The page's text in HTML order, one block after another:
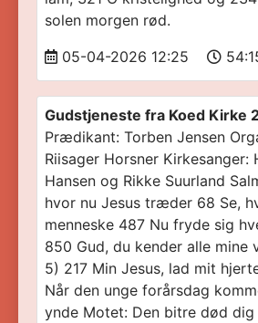
solen morgen rød.
05-04-2026 12:25
Gudstjeneste fra Koed Kirke
Prædikant: Torben Jensen
Riisager Horsner Kirkesanger:
Hansen og Rikke Suurland
hvor nu Jesus træder 68 Se,
menneske 487 Nu fryde sig
850 Gud, du kender alle mine
5) 217 Min Jesus, lad mit
Når den unge forårsdag
ynde Motet: Den bitre død